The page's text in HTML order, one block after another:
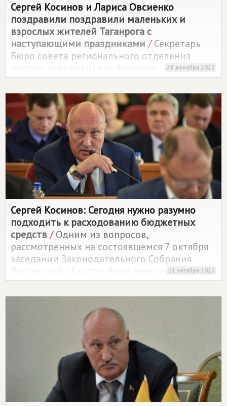
Сергей Косинов и Лариса Овсиенко
поздравили поздравили маленьких и
взрослых жителей Таганрога с
наступающими праздниками /Секретарь
Бюро совета регионального отделения
партии, руководитель фракции
"СПРАВЕДЛИВАЯ РОССИЯ" в ЗС РО Сергей
Косинов и депутат Городской Думы
Таганрога, председатель местной
парторганизации Лариса Овсиенко в
прошедшие выходные поздравили
маленьких и взрослых жителей города с
наступающими праздниками
28 декабря 2022
Сергей Косинов: Сегодня нужно разумно
подходить к расходованию бюджетных
средств/Одним из вопросов,
рассмотренных на состоявшемся 7 октября
заседании Законодательного Собрания
Ростовской области, было внесение
изменений в региональный бюджет на
текущий год и плановый период 2023 и
11 октября 2022